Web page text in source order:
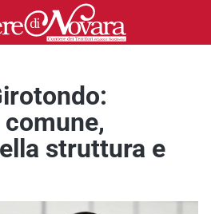
struttura e